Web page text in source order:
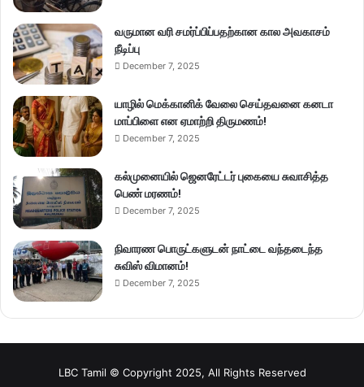
வருமான வரி சமர்ப்பிப்பதற்கான கால அவகாசம்
நீடிப்பு
December 7, 2025
யாழில் மெக்கானிக் வேலை செய்தவனை கனடா
மாப்பிளை என ஏமாற்றி திருமணம்!
December 7, 2025
கல்முனையில் ஜெனரேட்டர் புகையை சுவாசித்த
பெண் மரணம்!
December 7, 2025
நிவாரண பொருட்களுடன் நாட்டை வந்தடைந்த
சுவிஸ் விமானம்!
December 7, 2025
LBC Tamil © Copyright 2025, All Rights Reserved